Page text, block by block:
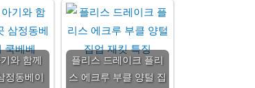
와 함께
정동베이
플리스 드레이크 플리
스 에크루 부클 양털 집